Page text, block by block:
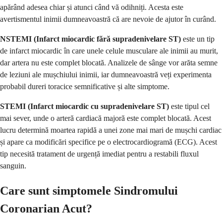
apărând adesea chiar și atunci când vă odihniți. Acesta este
avertismentul inimii dumneavoastră că are nevoie de ajutor în curând.
NSTEMI (Infarct miocardic fără supradenivelare ST) este un tip
de infarct miocardic în care unele celule musculare ale inimii au murit,
dar artera nu este complet blocată. Analizele de sânge vor arăta semne
de leziuni ale mușchiului inimii, iar dumneavoastră veți experimenta
probabil dureri toracice semnificative și alte simptome.
STEMI (Infarct miocardic cu supradenivelare ST) este tipul cel
mai sever, unde o arteră cardiacă majoră este complet blocată. Acest
lucru determină moartea rapidă a unei zone mai mari de mușchi cardiac
și apare ca modificări specifice pe o electrocardiogramă (ECG). Acest
tip necesită tratament de urgență imediat pentru a restabili fluxul
sanguin.
Care sunt simptomele Sindromului
Coronarian Acut?